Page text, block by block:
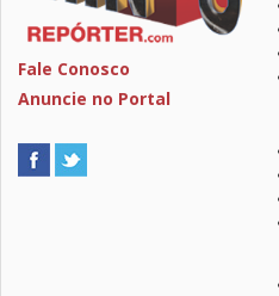
Fale Conosco
Anuncie no Portal